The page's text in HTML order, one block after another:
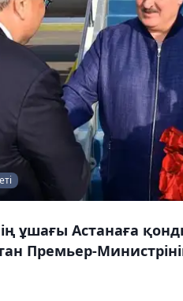
ұшағы Астанаға
Премьер-